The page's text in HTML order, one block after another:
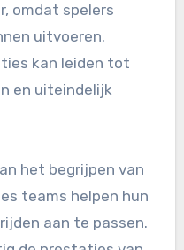
omdat spelers
uitvoeren.
kan leiden tot
en uiteindelijk
het begrijpen van
teams helpen hun
aan te passen.